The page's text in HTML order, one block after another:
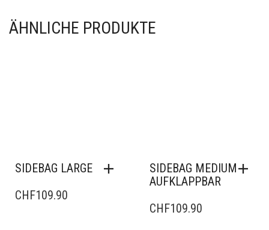
ÄHNLICHE PRODUKTE
SIDEBAG LARGE
CHF109.90
SIDEBAG MEDIUM
AUFKLAPPBAR
CHF109.90